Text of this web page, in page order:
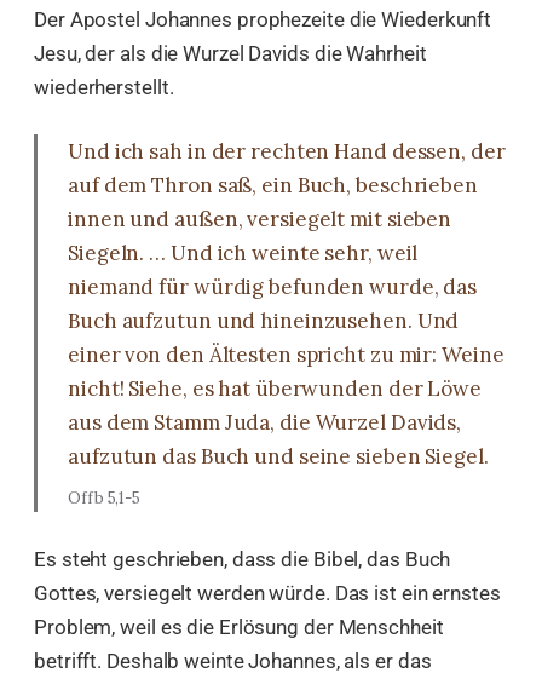
Der Apostel Johannes prophezeite die Wiederkunft
Jesu, der als die Wurzel Davids die Wahrheit
wiederherstellt.
Und ich sah in der rechten Hand dessen, der
auf dem Thron saß, ein Buch, beschrieben
innen und außen, versiegelt mit sieben
Siegeln. … Und ich weinte sehr, weil
niemand für würdig befunden wurde, das
Buch aufzutun und hineinzusehen. Und
einer von den Ältesten spricht zu mir: Weine
nicht! Siehe, es hat überwunden der Löwe
aus dem Stamm Juda, die Wurzel Davids,
aufzutun das Buch und seine sieben Siegel.
Offb 5,1-5
Es steht geschrieben, dass die Bibel, das Buch
Gottes, versiegelt werden würde. Das ist ein ernstes
Problem, weil es die Erlösung der Menschheit
betrifft. Deshalb weinte Johannes, als er das